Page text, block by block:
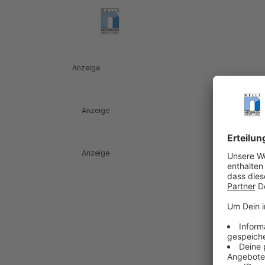
Anzeige
Anzeige
Anzeige